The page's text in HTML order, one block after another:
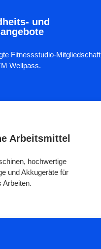
und
Fitnessstudio-Mitgliedschaft
Wellpass.
Arbeitsmittel
hochwertige
und Akkugeräte für
Arbeiten.